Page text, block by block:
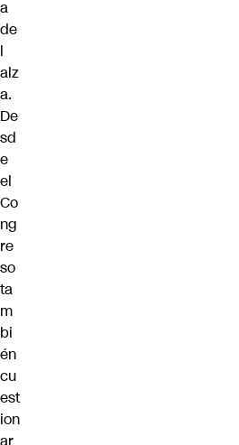
a
de
l
alz
a.
De
sd
e
el
Co
ng
re
so
ta
m
bi
én
cu
est
ion
ar